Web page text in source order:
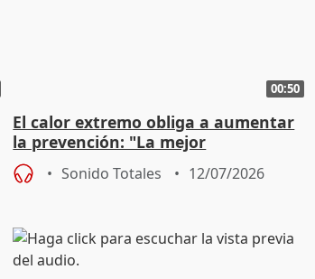
00:50
El calor extremo obliga a aumentar
la prevención: "La mejor
herramienta es el sentido común"
Sonido Totales 12/07/2026